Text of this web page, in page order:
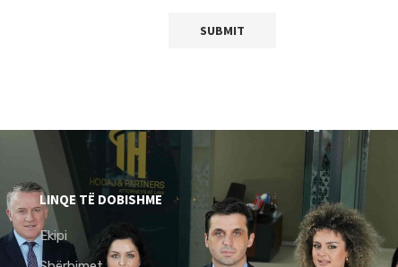
LINQE TË DOBISHME
Ekipi